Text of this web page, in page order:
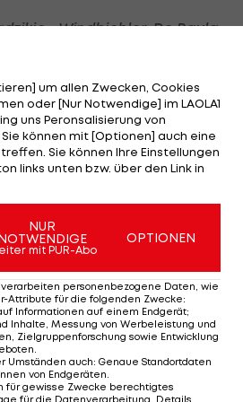
- Windbichler, De Paula,
Meilinger,
den Amateuren), Ronivaldo
- Pichler, Itter,
Schütz, Gschweidl,
(Kreuzbandriss)
SCR Altach
um allen Zwecken, Cookies
oder [Nur Notwendige] im LAOLA1
uns Peronsalisierung von
können mit [Optionen] auch eine
Sie können Ihre Einstellungen
links unten bzw. über den Link in
NUR
mit PUR-Abo
OPTIONEN
verarbeiten personenbezogene Daten, wie
Attribute für die folgenden Zwecke:
Informationen auf einem Endgerät;
Inhalte, Messung von Werbeleistung und
Zielgruppenforschung sowie Entwicklung
Umständen auch: Genaue Standortdaten
von Endgeräten
für gewisse Zwecke berechtigtes
für die Datenverarbeitung. Details